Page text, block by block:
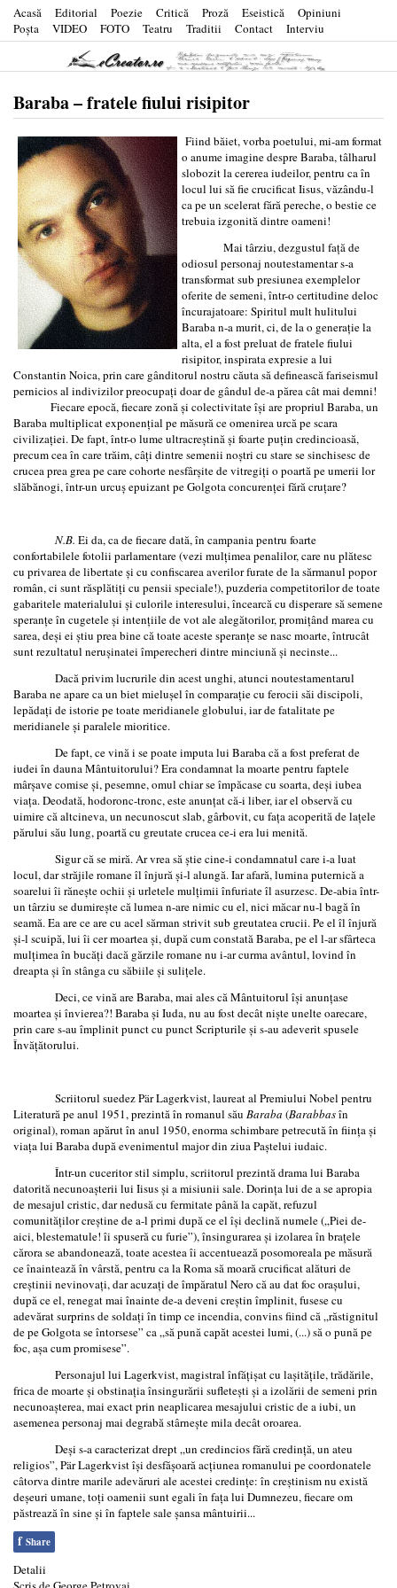
Acasă Editorial Poezie Critică Proză Eseistică
Opiniuni
Poşta
VIDEO FOTO Teatru Traditii Contact Interviu
Baraba – fratele fiului risipitor
Fiind băiet, vorba poetului, mi-am format
o anume imagine despre Baraba, tâlharul
slobozit la cererea iudeilor, pentru ca în
locul lui să fie crucificat Iisus, văzându-l
ca pe un scelerat fără pereche, o bestie ce
trebuia izgonită dintre oameni!
Mai târziu, dezgustul față de
odiosul personaj noutestamentar s-a
transformat sub presiunea exemplelor
oferite de semeni, într-o certitudine deloc
încurajatoare: Spiritul mult hulitului
Baraba n-a murit, ci, de la o generație la
alta, el a fost preluat de fratele fiului
risipitor, inspirata expresie a lui
Constantin Noica, prin care gânditorul nostru căuta să definească fariseismul
pernicios al indivizilor preocupați doar de gândul de-a părea cât mai demni!
Fiecare epocă, fiecare zonă și colectivitate își are propriul Baraba, un
Baraba multiplicat exponențial pe măsură ce omenirea urcă pe scara
civilizației. De fapt, într-o lume ultracreștină și foarte puțin credincioasă,
precum cea în care trăim, câți dintre semenii noștri cu stare se sinchisesc de
crucea prea grea pe care cohorte nesfârșite de vitregiți o poartă pe umerii lor
slăbănogi, într-un urcuș epuizant pe Golgota concurenței fără cruțare?
N.B. Ei da, ca de fiecare dată, în campania pentru foarte
confortabilele fotolii parlamentare (vezi mulţimea penalilor, care nu plătesc
cu privarea de libertate şi cu confiscarea averilor furate de la sărmanul popor
român, ci sunt răsplătiţi cu pensii speciale!), puzderia competitorilor de toate
gabaritele materialului și culorile interesului, încearcă cu disperare să semene
speranțe în cugetele și intențiile de vot ale alegătorilor, promițând marea cu
sarea, deși ei știu prea bine că toate aceste speranțe se nasc moarte, întrucât
sunt rezultatul nerușinatei împerecheri dintre minciună și necinste...
Dacă privim lucrurile din acest unghi, atunci noutestamentarul
Baraba ne apare ca un biet mielușel în comparație cu ferocii săi discipoli,
lepădați de istorie pe toate meridianele globului, iar de fatalitate pe
meridianele și paralele mioritice.
De fapt, ce vină i se poate imputa lui Baraba că a fost preferat de
iudei în dauna Mântuitorului? Era condamnat la moarte pentru faptele
mârșave comise și, pesemne, omul chiar se împăcase cu soarta, deși iubea
viața. Deodată, hodoronc-tronc, este anunțat că-i liber, iar el observă cu
uimire că altcineva, un necunoscut slab, gârbovit, cu fața acoperită de lațele
părului său lung, poartă cu greutate crucea ce-i era lui menită.
Sigur că se miră. Ar vrea să știe cine-i condamnatul care i-a luat
locul, dar străjile romane îl înjură și-l alungă. Iar afară, lumina puternică a
soarelui îi rănește ochii și urletele mulțimii înfuriate îl asurzesc. De-abia într-
un târziu se dumirește că lumea n-are nimic cu el, nici măcar nu-l bagă în
seamă. Ea are ce are cu acel sărman strivit sub greutatea crucii. Pe el îl înjură
și-l scuipă, lui îi cer moartea și, după cum constată Baraba, pe el l-ar sfârteca
mulțimea în bucăți dacă gărzile romane nu i-ar curma avântul, lovind în
dreapta și în stânga cu săbiile și sulițele.
Deci, ce vină are Baraba, mai ales că Mântuitorul își anunțase
moartea și învierea?! Baraba și Iuda, nu au fost decât niște unelte oarecare,
prin care s-au împlinit punct cu punct Scripturile și s-au adeverit spusele
Învățătorului.
Scriitorul suedez Pär Lagerkvist, laureat al Premiului Nobel pentru
Literatură pe anul 1951, prezintă în romanul său Baraba (Barabbasîn
original), roman apărut în anul 1950, enorma schimbare petrecută în ființa și
viața lui Baraba după evenimentul major din ziua Paștelui iudaic.
Într-un cuceritor stil simplu, scriitorul prezintă drama lui Baraba
datorită necunoașterii lui Iisus și a misiunii sale. Dorința lui de a se apropia
de mesajul cristic, dar nedusă cu fermitate până la capăt, refuzul
comunităților creștine de a-l primi după ce el își declină numele („Piei de-
aici, blestematule! îi spuseră cu furie”), însingurarea și izolarea în brațele
cărora se abandonează, toate acestea îi accentuează posomoreala pe măsură
ce înaintează în vârstă, pentru ca la Roma să moară crucificat alături de
creștinii nevinovați, dar acuzați de împăratul Nero că au dat foc orașului,
după ce el, renegat mai înainte de-a deveni creștin împlinit, fusese cu
adevărat surprins de soldați în timp ce incendia, convins fiind că „răstignitul
de pe Golgota se întorsese” ca „să pună capăt acestei lumi, (...) să o pună pe
foc, așa cum promisese”.
Personajul lui Lagerkvist, magistral înfățișat cu lașitățile, trădările,
frica de moarte și obstinația însingurării sufletești și a izolării de semeni prin
necunoașterea, mai exact prin neaplicarea mesajului cristic de a iubi, un
asemenea personaj mai degrabă stârnește mila decât oroarea.
Deși s-a caracterizat drept „un credincios fără credință, un ateu
religios”, Pär Lagerkvist își desfășoară acțiunea romanului pe coordonatele
câtorva dintre marile adevăruri ale acestei credințe: în creștinism nu există
deșeuri umane, toți oamenii sunt egali în fața lui Dumnezeu, fiecare om
păstrează în sine și în faptele sale șansa mântuirii...
f Share
Detalii